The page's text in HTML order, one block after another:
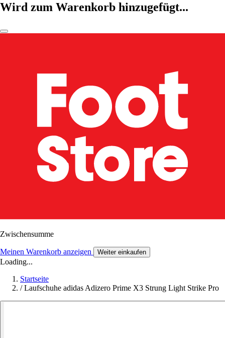
Wird zum Warenkorb hinzugefügt...
Zwischensumme
Meinen Warenkorb anzeigen Weiter einkaufen
Loading...
Startseite
/ Laufschuhe adidas Adizero Prime X3 Strung Light Strike Pro